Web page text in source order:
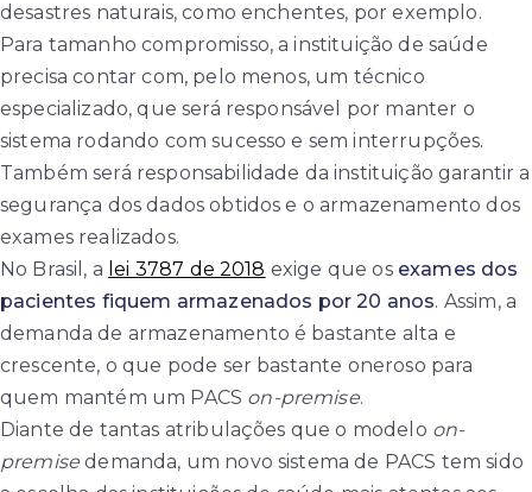
desastres naturais, como enchentes, por exemplo.
Para tamanho compromisso, a instituição de saúde
precisa contar com, pelo menos, um técnico
especializado, que será responsável por manter o
sistema rodando com sucesso e sem interrupções.
Também será responsabilidade da instituição garantir a
segurança dos dados obtidos e o armazenamento dos
exames realizados.
No Brasil, a lei 3787 de 2018 exige que os exames dos
pacientes fiquem armazenados por 20 anos. Assim, a
demanda de armazenamento é bastante alta e
crescente, o que pode ser bastante oneroso para
quem mantém um PACS on-premise.
Diante de tantas atribulações que o modelo on-
premise demanda, um novo sistema de PACS tem sido